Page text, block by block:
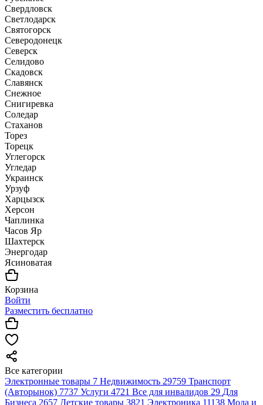
Свердловск
Светлодарск
Святогорск
Северодонецк
Северск
Селидово
Скадовск
Славянск
Снежное
Снигиревка
Соледар
Стаханов
Торез
Торецк
Углегорск
Угледар
Украинск
Урзуф
Харцызск
Херсон
Чаплинка
Часов Яр
Шахтерск
Энергодар
Ясиноватая
Корзина
Войти
Разместить бесплатно
Все категории
Электронные товары 7 Недвижимость 29759 Транспорт
(Авторынок) 7737 Услуги 4721 Все для инвалидов 29 Для
Бизнеса 2657 Детские товары 3821 Электроника 11138 Мода и